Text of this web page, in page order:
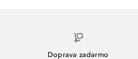
Doprava zadarmo